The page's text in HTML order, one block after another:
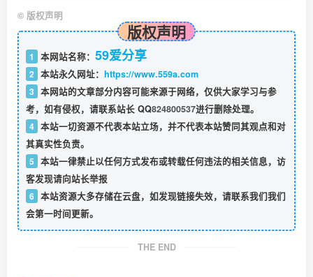
© 版权声明
版权声明
1 本网站名称： 59爱分享
2 本站永久网址： https://www.559a.com
3 本网站的文章部分内容可能来源于网络，仅供大家学习与参
考，如有侵权，请联系站长 QQ824800537进行删除处理。
4 本站一切资源不代表本站立场，并不代表本站赞同其观点和对
其真实性负责。
5 本站一律禁止以任何方式发布或转载任何违法的相关信息，访
客发现请向站长举报
6 本站资源大多存储在云盘，如发现链接失效，请联系我们我们
会第一时间更新。
THE END